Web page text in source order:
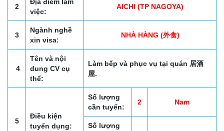
2
Địa điểm làm
việc:
AICHI (TP NAGOYA)
3
Ngành nghề
xin visa:
NHÀ HÀNG (外食)
4
Tên và nội
dung CV cụ
thể:
Làm bếp và phục vụ tại quán 居酒
屋.
5
Điều kiện
tuyển dụng:
Số lượng
cần tuyển:
2 Nam
Số lượng